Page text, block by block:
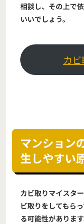
相談し、その上で
いいでしょう。
カ
マンション
生しやすい
カビ取りマイスタ
ビ取りをしてもら
る可能性があります